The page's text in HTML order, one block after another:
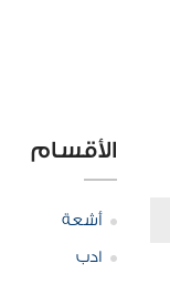
الأقسام
أشعة
ادب